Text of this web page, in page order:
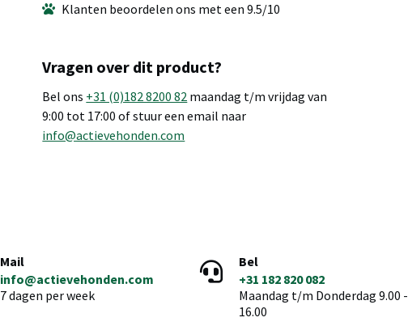
Klanten beoordelen ons met een 9.5/10
Vragen over dit product?
Bel ons +31 (0)182 8200 82 maandag t/m vrijdag van
9:00 tot 17:00 of stuur een email naar
info@actievehonden.com
Mail
info@actievehonden.com
7 dagen per week
Bel
+31 182 820 082
Maandag t/m Donderdag 9.00 -
16.00